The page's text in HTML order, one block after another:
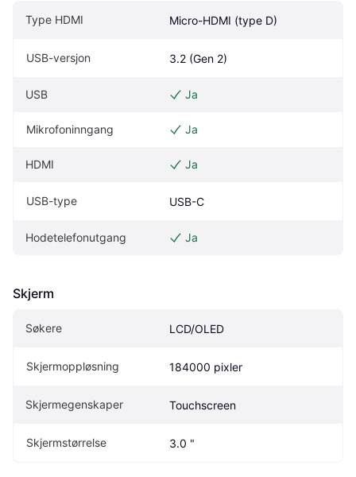
Type HDMI Micro-HDMI (type D)
USB-versjon 3.2 (Gen 2)
USB Ja
Mikrofoninngang Ja
HDMI Ja
USB-type USB-C
Hodetelefonutgang Ja
Skjerm
Søkere LCD/OLED
Skjermoppløsning 184000 pixler
Skjermegenskaper Touchscreen
Skjermstørrelse 3.0 "